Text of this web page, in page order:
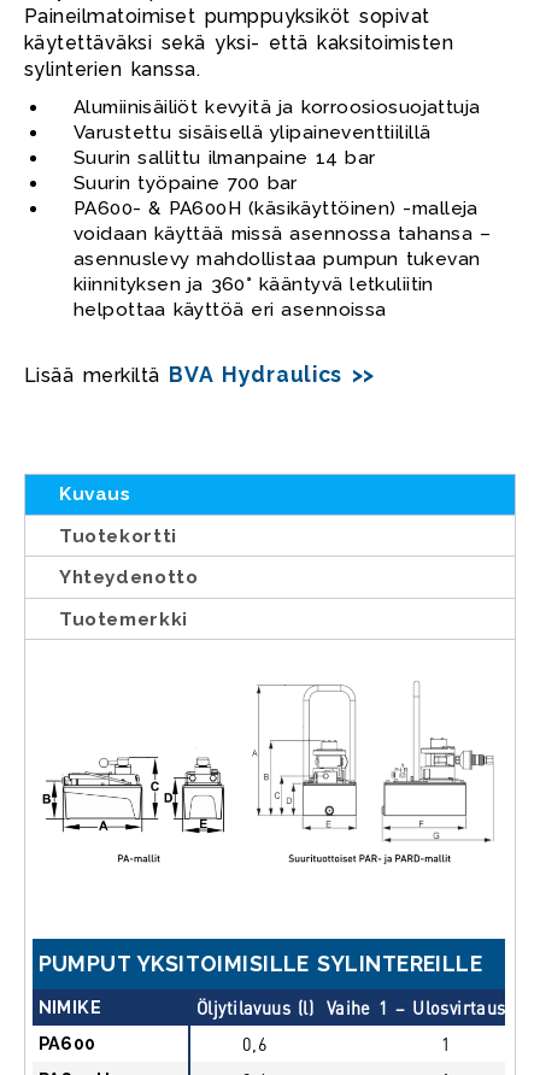
Paineilmatoimiset pumppuyksiköt sopivat
käytettäväksi sekä yksi- että kaksitoimisten
sylinterien kanssa.
Alumiinisäiliöt kevyitä ja korroosiosuojattuja
Varustettu sisäisellä ylipaineventtiilillä
Suurin sallittu ilmanpaine 14 bar
Suurin työpaine 700 bar
PA600- & PA600H (käsikäyttöinen) -malleja
voidaan käyttää missä asennossa tahansa –
asennuslevy mahdollistaa pumpun tukevan
kiinnityksen ja 360° kääntyvä letkuliitin
helpottaa käyttöä eri asennoissa
Lisää merkiltä BVA Hydraulics >>
Kuvaus
Tuotekortti
Yhteydenotto
Tuotemerkki
PUMPUT YKSITOIMISILLE SYLINTEREILLE
NIMIKE Öljytilavuus (l) Vaihe 1 – Ulosvirtaus (l/
PA600 0,6 1